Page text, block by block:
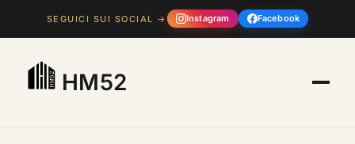
SEGUICI SUI SOCIAL → Instagram Facebook
HM52